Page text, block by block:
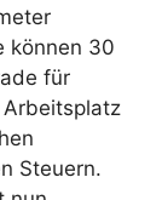
können 30
für
Steuern.